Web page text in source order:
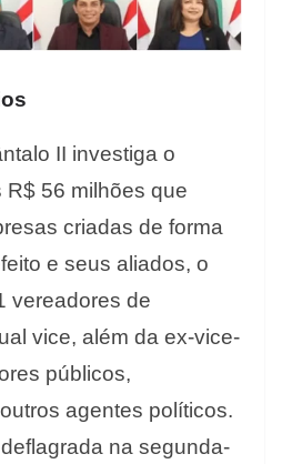
II investiga o
56 milhões que
criadas de forma
e seus aliados, o
vereadores de
vice, além da ex-vice-
públicos,
agentes políticos.
na segunda-